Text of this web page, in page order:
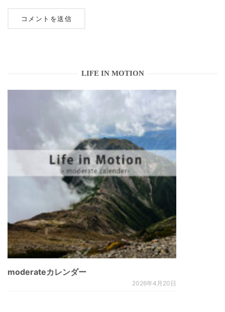
LIFE IN MOTION
moderateカレンダー
2026年4月20日